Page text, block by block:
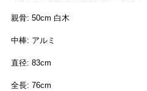
親骨: 50cm 白木
中棒: アルミ
直径: 83cm
全長: 76cm